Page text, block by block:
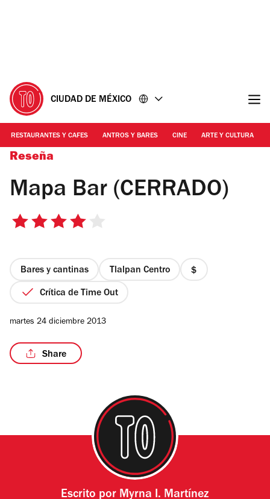
CIUDAD DE MÉXICO
RESTAURANTES Y CAFES ANTROS Y BARES CINE ARTE Y CULTURA
Reseña
Mapa Bar (CERRADO)
4
estrellas
Bares y cantinas Tlalpan Centro
precio
Crítica de Time Out
martes 24 diciembre 2013
Share
Escrito por Myrna I. Martínez